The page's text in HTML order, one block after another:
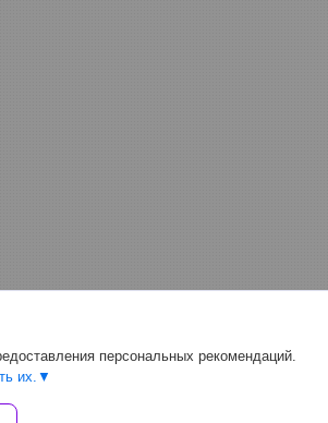
персональных рекомендаций.
их.